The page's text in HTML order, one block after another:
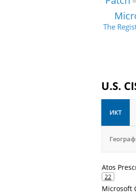
The
U.S.
ИКТ
Atos
22
Microsoft